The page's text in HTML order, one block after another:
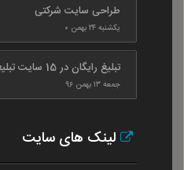
طراحی سایت شرکتی
یکشنبه ۲۴ بهمن ۰
تبلیغ رایگان در 15 سایت تبلیغاتی
جمعه ۱۳ بهمن ۹۶
لینک های سایت